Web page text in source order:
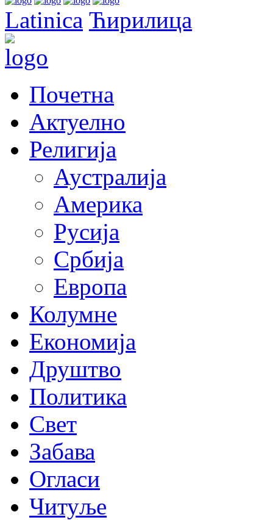
Latinica Ћирилица
Почетна
Актуелно
Религија
Аустралија
Америка
Русија
Србија
Европа
Колумне
Економија
Друштво
Политика
Свет
Забава
Огласи
Читуље